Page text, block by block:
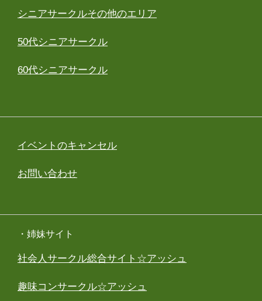
シニアサークルその他のエリア
50代シニアサークル
60代シニアサークル
イベントのキャンセル
お問い合わせ
・姉妹サイト
社会人サークル総合サイト☆アッシュ
趣味コンサークル☆アッシュ